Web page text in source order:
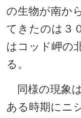
の生物が南か
てきたのは３
はコッド岬の
る。
同様の現象
ある時期にニ